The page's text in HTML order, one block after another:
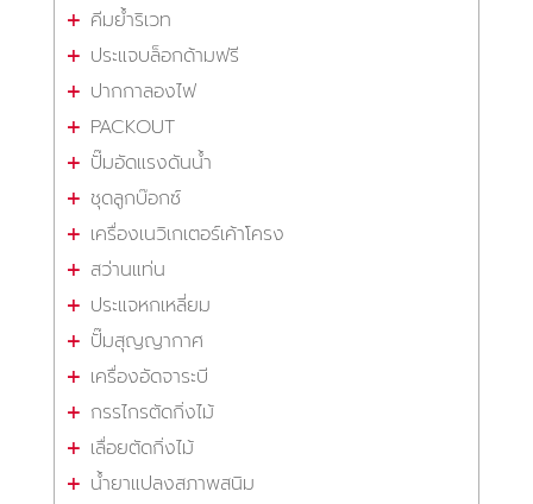
คีมย้ำริเวท
ประแจบล็อกด้ามฟรี
ปากกาลองไฟ
PACKOUT
ปั๊มอัดแรงดันน้ำ
ชุดลูกบ๊อกซ์
เครื่องเนวิเกเตอร์เค้าโครง
สว่านแท่น
ประแจหกเหลี่ยม
ปั๊มสุญญากาศ
เครื่องอัดจาระบี
กรรไกรตัดกิ่งไม้
เลื่อยตัดกิ่งไม้
น้ำยาแปลงสภาพสนิม